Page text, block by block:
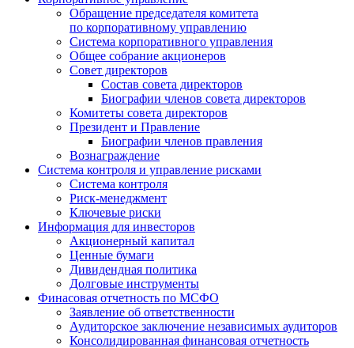
Обращение председателя комитета
по корпоративному управлению
Система корпоративного управления
Общее собрание акционеров
Совет директоров
Состав совета директоров
Биографии членов совета директоров
Комитеты совета директоров
Президент и Правление
Биографии членов правления
Вознаграждение
Система контроля и управление рисками
Система контроля
Риск-менеджмент
Ключевые риски
Информация для инвесторов
Акционерный капитал
Ценные бумаги
Дивидендная политика
Долговые инструменты
Финасовая отчетность по МСФО
Заявление об ответственности
Аудиторское заключение независимых аудиторов
Консолидированная финансовая отчетность